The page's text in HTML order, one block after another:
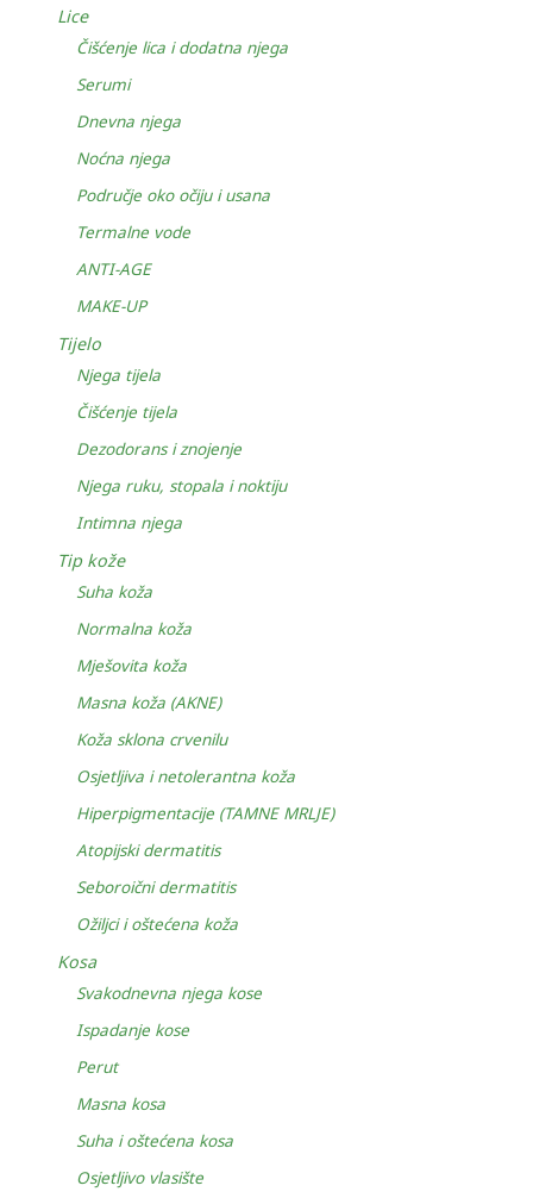
Lice
Čišćenje lica i dodatna njega
Serumi
Dnevna njega
Noćna njega
Područje oko očiju i usana
Termalne vode
ANTI-AGE
MAKE-UP
Tijelo
Njega tijela
Čišćenje tijela
Dezodorans i znojenje
Njega ruku, stopala i noktiju
Intimna njega
Tip kože
Suha koža
Normalna koža
Mješovita koža
Masna koža (AKNE)
Koža sklona crvenilu
Osjetljiva i netolerantna koža
Hiperpigmentacije (TAMNE MRLJE)
Atopijski dermatitis
Seboroični dermatitis
Ožiljci i oštećena koža
Kosa
Svakodnevna njega kose
Ispadanje kose
Perut
Masna kosa
Suha i oštećena kosa
Osjetljivo vlasište